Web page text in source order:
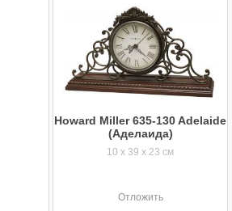
Howard Miller 635-130 Adelaide
(Аделаида)
10 x 39 x 23 см
Отложить